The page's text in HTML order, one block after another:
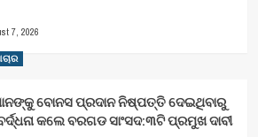
7, 2026
ବୋନସ ପ୍ରଦାନ ନିଷ୍ପତ୍ତି ଦେଇଥିବାରୁ
କଲେ ବରଗଡ ସାଂସଦ:୩ଟି ପ୍ରମୁଖ ଦାବୀ